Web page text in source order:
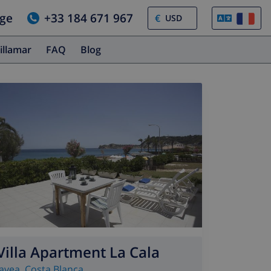
+33 184 671 967 €
FAQ Blog
Apartment La Cala